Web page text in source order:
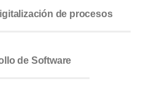
de procesos
de Software